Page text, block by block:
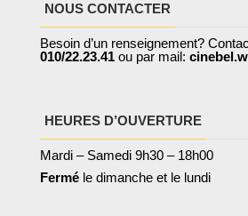
NOUS CONTACTER
Besoin d’un renseignement?
010/22.23.41 ou par mail:
HEURES D’OUVERTURE
Mardi – Samedi 9h30 – 18h00
Fermé le dimanche et le lundi